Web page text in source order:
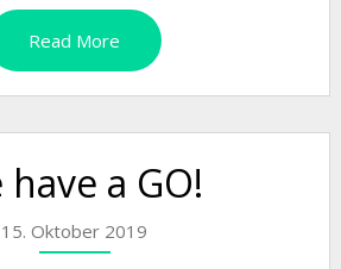
Read More
have a GO!
15. Oktober 2019